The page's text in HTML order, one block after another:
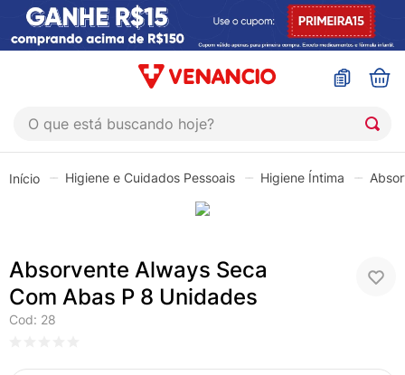
O que está buscando hoje?
Higiene e Cuidados Pessoais Higiene Íntima
Absorvente Always Seca
Com Abas P 8 Unidades
Cod: 28
º
coristina
4º
admuc